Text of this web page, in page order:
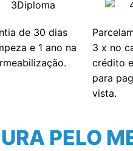
de 30 dias
e 1 ano na
3 x no
crédito
para
vista.
PELO